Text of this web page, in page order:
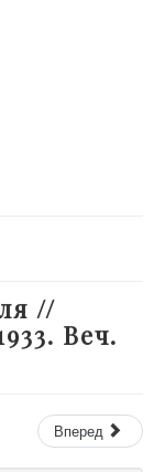
//
Веч.
Вперед